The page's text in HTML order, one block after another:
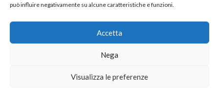
può influire negativamente su alcune caratteristiche e funzioni.
Accetta
Nega
Visualizza le preferenze
RUBRICHE
Urban Video